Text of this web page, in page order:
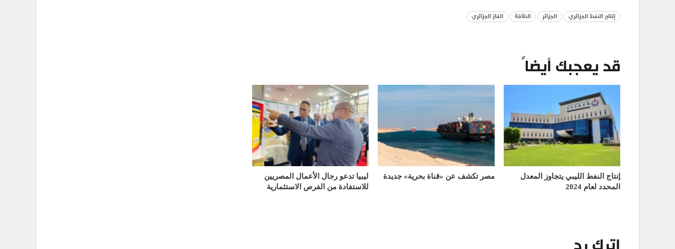
إنتاج النفط الجزائري الجزائر الطاقة الغاز الجزائري
قد يعجبك أيضاً
إنتاج النفط الليبي يتجاوز المعدل
المحدد لعام 2024
مصر تكشف عن «قناة بحرية» جديدة
ليبيا تدعو رجال الأعمال المصريين
للاستفادة من الفرص الاستثمارية